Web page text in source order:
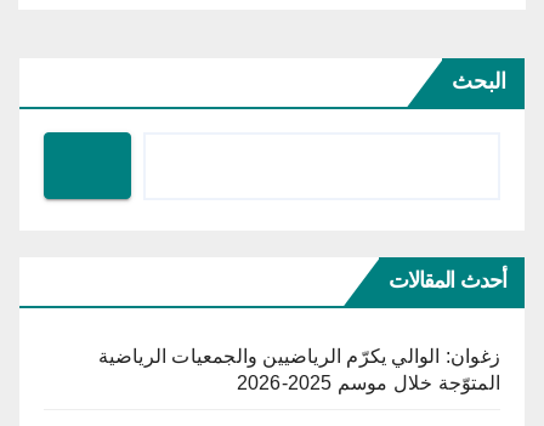
البحث
أحدث المقالات
زغوان: الوالي يكرّم الرياضيين والجمعيات الرياضية
المتوّجة خلال موسم 2025-2026